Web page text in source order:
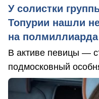
У солистки
Топурии нашли
на
В активе певицы —
подмосковный